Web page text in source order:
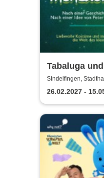
Tabaluga
ganze Familie
Sindelfingen,
26.02.2027 -